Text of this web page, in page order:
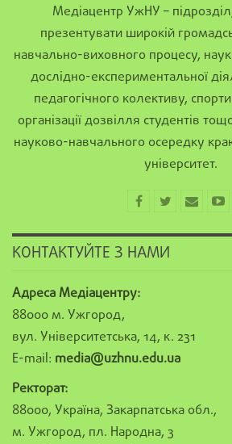
Медіацентр УжНУ –
презентувати широкій
навчально-виховного процесу,
дослідно-експериментальної
педагогічного колективу,
організації дозвілля студентів
науково-навчального осередку
університет.
КОНТАКТУЙТЕ З НАМИ
Адреса Медіацентру:
88000 м. Ужгород,
вул. Університетська, 14, к. 231
E-mail: media@uzhnu.edu.ua
Ректорат:
88000, Україна, Закарпатська обл.,
м. Ужгород, пл. Народна, 3